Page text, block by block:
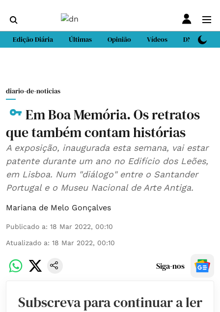
Edição Diária Últimas Opinião Vídeos DN Sport
diario-de-noticias
Em Boa Memória. Os retratos
que também contam histórias
A exposição, inaugurada esta semana, vai estar
patente durante um ano no Edifício dos Leões,
em Lisboa. Num "diálogo" entre o Santander
Portugal e o Museu Nacional de Arte Antiga.
Mariana de Melo Gonçalves
Publicado a: 18 Mar 2022, 00:10
Atualizado a: 18 Mar 2022, 00:10
Siga-nos
Subscreva para continuar a ler